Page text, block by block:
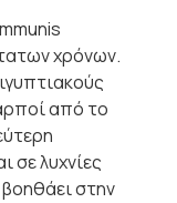
χρόνων.
από το
σε λυχνίες
στην